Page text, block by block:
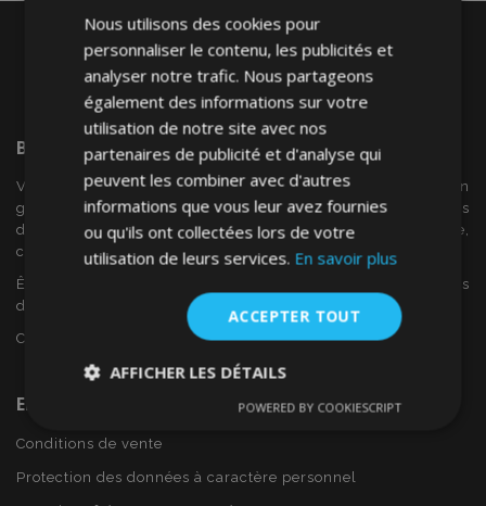
Bienvenue SurVTVAuto
VTV voiture est un détaillant européen et fournisseur en
gros d'accessoires automobiles tels que:. les enjoliveurs, les
déflecteurs de vent, housses de siège, tapis de voiture,
couvertures de chrome et cadres ...
Êtes-vous intéressé par dropshipping ou voulez-vous
devenir notre partenaire?
Contactez-nous dès aujourd'hui!
En Savoir Plus Sur VTVAuto
Conditions de vente
Protection des données à caractère personnel
Nous utilisons des cookies pour
personnaliser le contenu, les publicités et
analyser notre trafic. Nous partageons
également des informations sur votre
utilisation de notre site avec nos
partenaires de publicité et d'analyse qui
peuvent les combiner avec d'autres
informations que vous leur avez fournies
ou qu'ils ont collectées lors de votre
utilisation de leurs services. En savoir plus
ACCEPTER TOUT
AFFICHER LES DÉTAILS
nécessaires
Performance Ciblage
POWERED BY COOKIESCRIPT